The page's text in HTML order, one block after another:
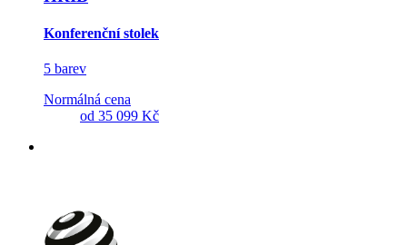
Konferenční stolek
5 barev
Normálná cena
od 35 099 Kč